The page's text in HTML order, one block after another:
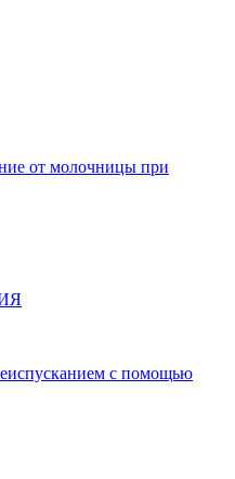
от молочницы при
с помощью